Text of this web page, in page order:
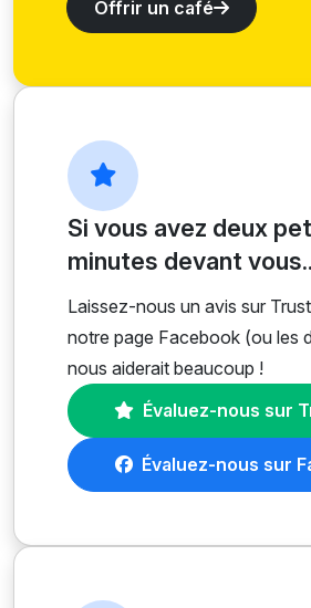
Offrir un café
Si vous avez deux
minutes devant
Laissez-nous un avis sur
notre page Facebook (ou les
nous aiderait beaucoup !
Évaluez-nous sur
Évaluez-nous sur